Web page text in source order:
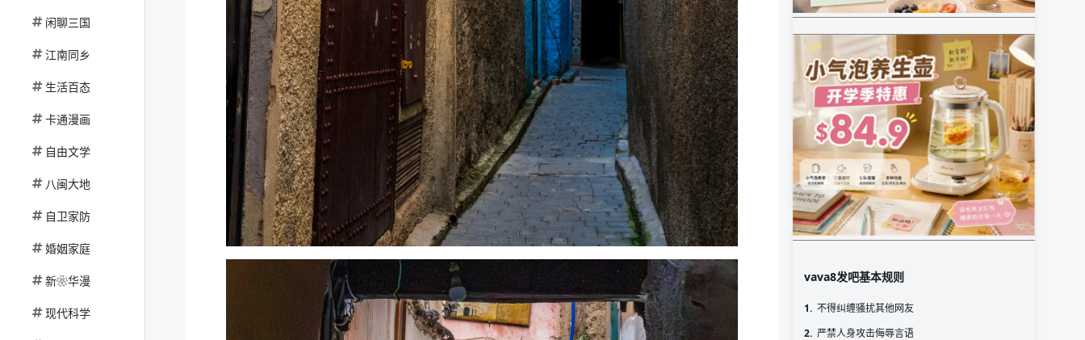
闲聊三国
江南同乡
生活百态
卡通漫画
自由文学
八闽大地
自卫家防
婚姻家庭
新❀华漫
现代科学
vava8发吧基本规则
1. 不得纠缠骚扰其他网友
2. 严禁人身攻击侮辱言语